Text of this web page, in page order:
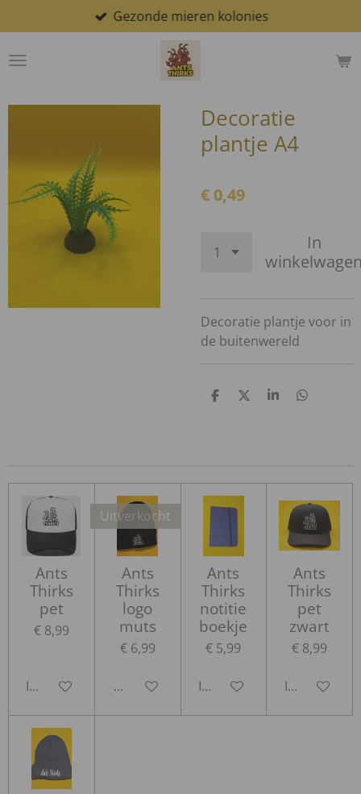
direct
naar
Gezonde mieren kolonies
Decoratie
plantje A4
€ 0,49
In
Decoratie plantje voor in
de buitenwereld
D
D
S
D
Ants
Thirks
pet
€ 8,99
In winkelwagen
Uitverkocht
Ants
Thirks
logo
muts
€ 6,99
Houd mij op de hoogte
Ants
Thirks
notitie
boekje
€ 5,99
In winkelwagen
Ants
Thirks
pet
zwart
€ 8,99
In